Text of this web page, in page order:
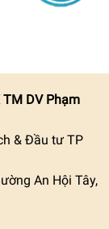
DV Phạm
& Đầu tư TP
An Hội Tây,